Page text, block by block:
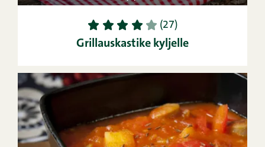
1 2 3 4 5 (27)
Grillauskastike kyljelle